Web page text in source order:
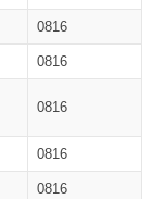
0816
0816
0816
0816
0816